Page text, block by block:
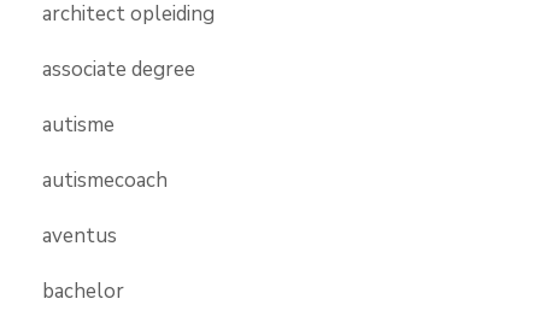
architect opleiding
associate degree
autisme
autismecoach
aventus
bachelor